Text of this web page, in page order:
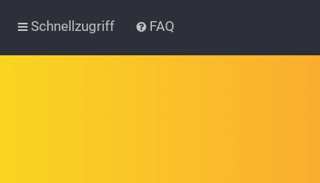
Schnellzugriff FAQ